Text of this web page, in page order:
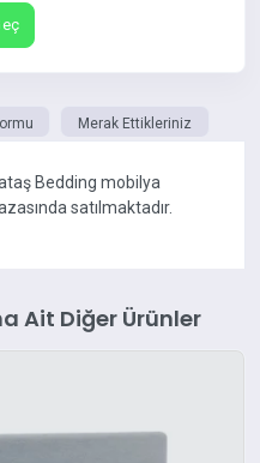
Merak Ettikleriniz
Bedding mobilya
satılmaktadır.
Ait Diğer Ürünler